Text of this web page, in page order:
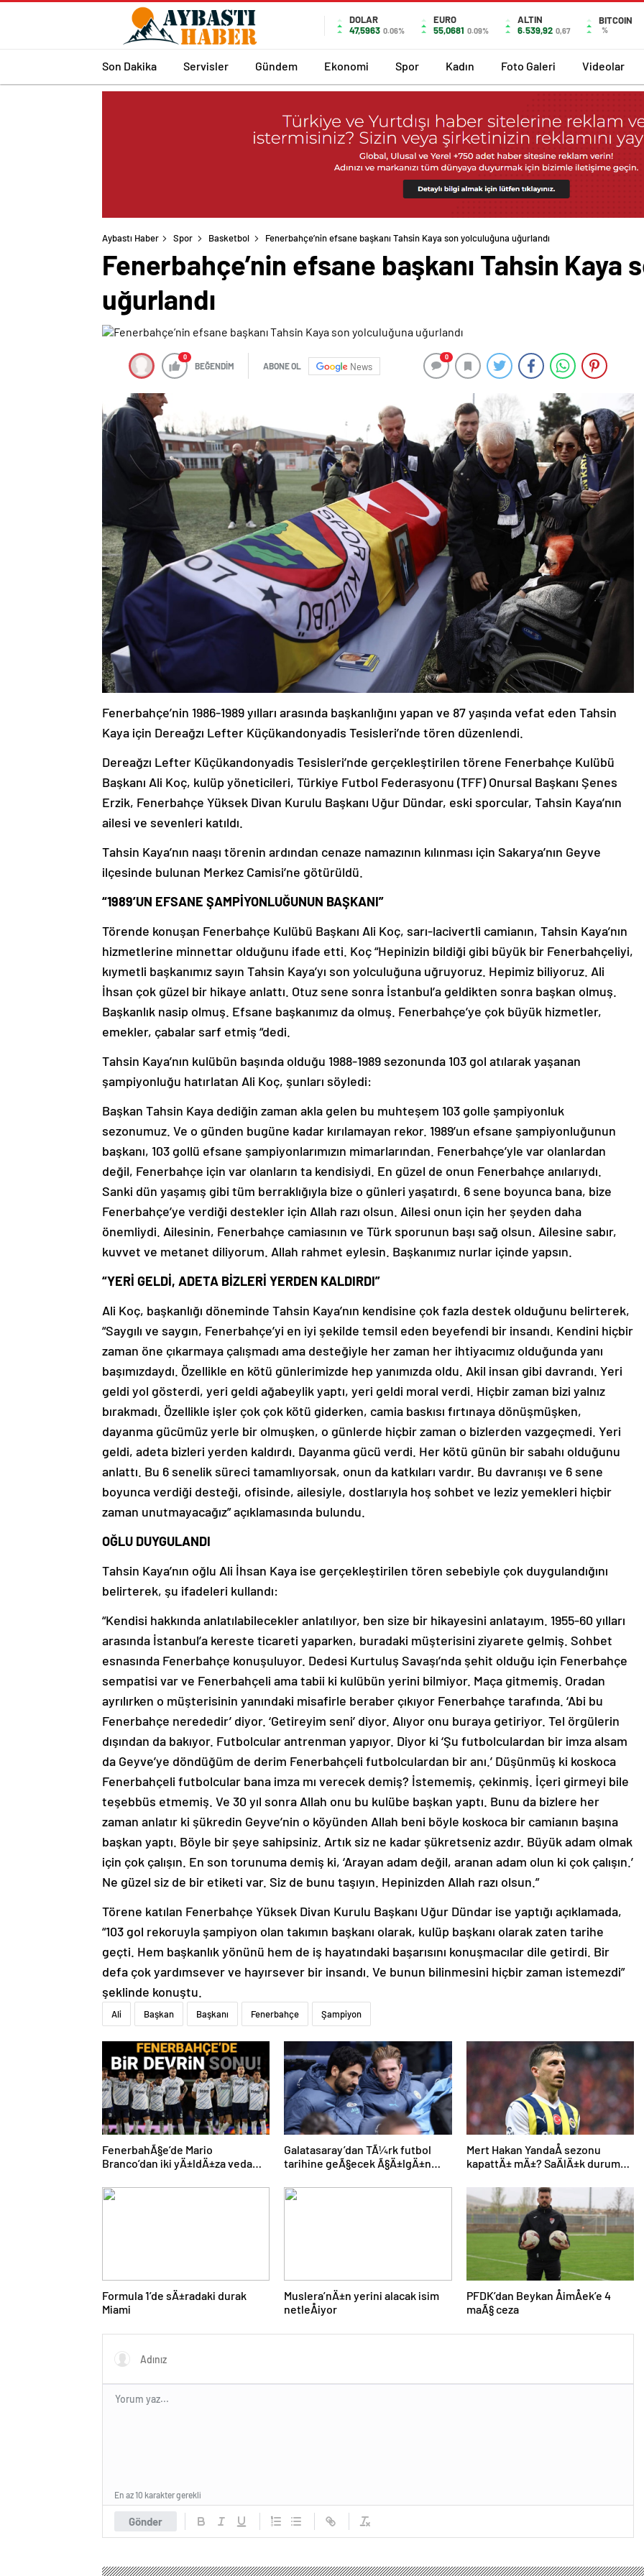
DOLAR
47,5963 0.06%
EURO
55,0681 0.09%
ALTIN
6.539,92 0,67
BITCOIN
%
Son Dakika Servisler Gündem Ekonomi Spor Kadın Foto Galeri Videolar
Aybastı Haber Spor Basketbol Fenerbahçe’nin efsane başkanı Tahsin Kaya son yolculuğuna uğurlandı
Fenerbahçe’nin efsane başkanı Tahsin Kaya
uğurlandı
0
BEĞENDİM ABONE OL News
0
Fenerbahçe’nin 1986-1989 yılları arasında başkanlığını yapan ve 87 yaşında vefat eden Tahsin
Kaya için Dereağzı Lefter Küçükandonyadis Tesisleri’nde tören düzenlendi.
Dereağzı Lefter Küçükandonyadis Tesisleri’nde gerçekleştirilen törene Fenerbahçe Kulübü
Başkanı Ali Koç, kulüp yöneticileri, Türkiye Futbol Federasyonu (TFF) Onursal Başkanı Şenes
Erzik, Fenerbahçe Yüksek Divan Kurulu Başkanı Uğur Dündar, eski sporcular, Tahsin Kaya’nın
ailesi ve sevenleri katıldı.
Tahsin Kaya’nın naaşı törenin ardından cenaze namazının kılınması için Sakarya’nın Geyve
ilçesinde bulunan Merkez Camisi’ne götürüldü.
“1989’UN EFSANE ŞAMPİYONLUĞUNUN BAŞKANI”
Törende konuşan Fenerbahçe Kulübü Başkanı Ali Koç, sarı-lacivertli camianın, Tahsin Kaya’nın
hizmetlerine minnettar olduğunu ifade etti. Koç “Hepinizin bildiği gibi büyük bir Fenerbahçeliyi,
kıymetli başkanımız sayın Tahsin Kaya’yı son yolculuğuna uğruyoruz. Hepimiz biliyoruz. Ali
İhsan çok güzel bir hikaye anlattı. Otuz sene sonra İstanbul’a geldikten sonra başkan olmuş.
Başkanlık nasip olmuş. Efsane başkanımız da olmuş. Fenerbahçe’ye çok büyük hizmetler,
emekler, çabalar sarf etmiş “dedi.
Tahsin Kaya’nın kulübün başında olduğu 1988-1989 sezonunda 103 gol atılarak yaşanan
şampiyonluğu hatırlatan Ali Koç, şunları söyledi:
Başkan Tahsin Kaya dediğin zaman akla gelen bu muhteşem 103 golle şampiyonluk
sezonumuz. Ve o günden bugüne kadar kırılamayan rekor. 1989’un efsane şampiyonluğunun
başkanı, 103 gollü efsane şampiyonlarımızın mimarlarından. Fenerbahçe’yle var olanlardan
değil, Fenerbahçe için var olanların ta kendisiydi. En güzel de onun Fenerbahçe anılarıydı.
Sanki dün yaşamış gibi tüm berraklığıyla bize o günleri yaşatırdı. 6 sene boyunca bana, bize
Fenerbahçe’ye verdiği destekler için Allah razı olsun. Ailesi onun için her şeyden daha
önemliydi. Ailesinin, Fenerbahçe camiasının ve Türk sporunun başı sağ olsun. Ailesine sabır,
kuvvet ve metanet diliyorum. Allah rahmet eylesin. Başkanımız nurlar içinde yapsın.
“YERİ GELDİ, ADETA BİZLERİ YERDEN KALDIRDI”
Ali Koç, başkanlığı döneminde Tahsin Kaya’nın kendisine çok fazla destek olduğunu belirterek,
“Saygılı ve saygın, Fenerbahçe’yi en iyi şekilde temsil eden beyefendi bir insandı. Kendini hiçbir
zaman öne çıkarmaya çalışmadı ama desteğiyle her zaman her ihtiyacımız olduğunda yanı
başımızdaydı. Özellikle en kötü günlerimizde hep yanımızda oldu. Akil insan gibi davrandı. Yeri
geldi yol gösterdi, yeri geldi ağabeylik yaptı, yeri geldi moral verdi. Hiçbir zaman bizi yalnız
bırakmadı. Özellikle işler çok çok kötü giderken, camia baskısı fırtınaya dönüşmüşken,
dayanma gücümüz yerle bir olmuşken, o günlerde hiçbir zaman o bizlerden vazgeçmedi. Yeri
geldi, adeta bizleri yerden kaldırdı. Dayanma gücü verdi. Her kötü günün bir sabahı olduğunu
anlattı. Bu 6 senelik süreci tamamlıyorsak, onun da katkıları vardır. Bu davranışı ve 6 sene
boyunca verdiği desteği, ofisinde, ailesiyle, dostlarıyla hoş sohbet ve leziz yemekleri hiçbir
zaman unutmayacağız” açıklamasında bulundu.
OĞLU DUYGULANDI
Tahsin Kaya’nın oğlu Ali İhsan Kaya ise gerçekleştirilen tören sebebiyle çok duygulandığını
belirterek, şu ifadeleri kullandı:
“Kendisi hakkında anlatılabilecekler anlatılıyor, ben size bir hikayesini anlatayım. 1955-60 yılları
arasında İstanbul’a kereste ticareti yaparken, buradaki müşterisini ziyarete gelmiş. Sohbet
esnasında Fenerbahçe konuşuluyor. Dedesi Kurtuluş Savaşı’nda şehit olduğu için Fenerbahçe
sempatisi var ve Fenerbahçeli ama tabii ki kulübün yerini bilmiyor. Maça gitmemiş. Oradan
ayrılırken o müşterisinin yanındaki misafirle beraber çıkıyor Fenerbahçe tarafında. ‘Abi bu
Fenerbahçe nerededir’ diyor. ‘Getireyim seni’ diyor. Alıyor onu buraya getiriyor. Tel örgülerin
dışından da bakıyor. Futbolcular antrenman yapıyor. Diyor ki ‘Şu futbolculardan bir imza alsam
da Geyve’ye döndüğüm de derim Fenerbahçeli futbolculardan bir anı.’ Düşünmüş ki koskoca
Fenerbahçeli futbolcular bana imza mı verecek demiş? İstememiş, çekinmiş. İçeri girmeyi bile
teşebbüs etmemiş. Ve 30 yıl sonra Allah onu bu kulübe başkan yaptı. Bunu da bizlere her
zaman anlatır ki şükredin Geyve’nin o köyünden Allah beni böyle koskoca bir camianın başına
başkan yaptı. Böyle bir şeye sahipsiniz. Artık siz ne kadar şükretseniz azdır. Büyük adam olmak
için çok çalışın. En son torunuma demiş ki, ‘Arayan adam değil, aranan adam olun ki çok çalışın.’
Ne güzel siz de bir etiketi var. Siz de bunu taşıyın. Hepinizden Allah razı olsun.”
Törene katılan Fenerbahçe Yüksek Divan Kurulu Başkanı Uğur Dündar ise yaptığı açıklamada,
“103 gol rekoruyla şampiyon olan takımın başkanı olarak, kulüp başkanı olarak zaten tarihe
geçti. Hem başkanlık yönünü hem de iş hayatındaki başarısını konuşmacılar dile getirdi. Bir
defa çok yardımsever ve hayırsever bir insandı. Ve bunun bilinmesini hiçbir zaman istemezdi”
şeklinde konuştu.
Ali Başkan Başkanı Fenerbahçe Şampiyon
FenerbahÃ§e’de Mario
Branco’dan iki yÄ±ldÄ±za veda
yoksunuz”
Galatasaray’dan TÃ¼rk futbol
tarihine geÃ§ecek Ã§Ä±lgÄ±n
imza
Mert Hakan YandaÅ sezonu
kapattÄ± mÄ±? SaÄlÄ±k durumu
Formula 1’de sÄ±radaki durak
Miami
Muslera’nÄ±n yerini alacak isim
netleÅiyor
PFDK’dan Beykan ÅimÅek’e 4
maÃ§ ceza
Gönder
En az 10 karakter gerekli